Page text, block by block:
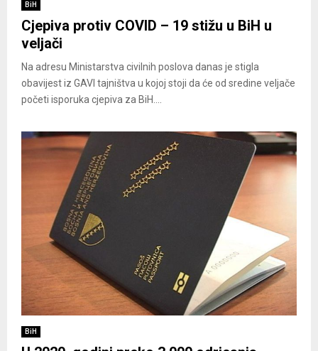
BiH
Cjepiva protiv COVID – 19 stižu u BiH u
veljači
Na adresu Ministarstva civilnih poslova danas je stigla
obavijest iz GAVI tajništva u kojoj stoji da će od sredine veljače
početi isporuka cjepiva za BiH....
BiH